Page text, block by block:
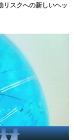
リスクへの新しいヘッ